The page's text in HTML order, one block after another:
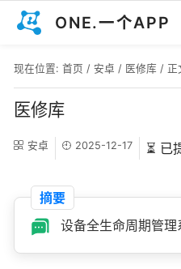
ONE.一个APP
现在位置: 首页 / 安卓 / 医修库 / 正
医修库
安卓 2025-12-17 ⏳ 已
摘要
设备全生命周期管理